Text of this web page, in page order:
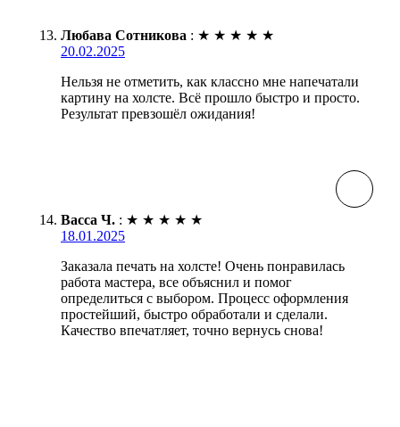
Любава Сотникова : ★ ★ ★ ★ ★
20.02.2025
Нельзя не отметить, как классно мне напечатали
картину на холсте. Всё прошло быстро и просто.
Результат превзошёл ожидания!
Васса Ч. : ★ ★ ★ ★ ★
18.01.2025
Заказала печать на холсте! Очень понравилась
работа мастера, все объяснил и помог
определиться с выбором. Процесс оформления
простейший, быстро обработали и сделали.
Качество впечатляет, точно вернусь снова!